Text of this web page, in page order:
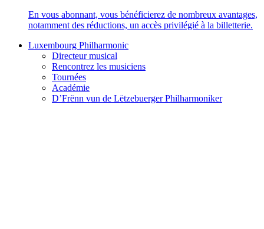
En vous abonnant, vous bénéficierez de nombreux avantages,
notamment des réductions, un accès privilégié à la billetterie.
Luxembourg Philharmonic
Directeur musical
Rencontrez les musiciens
Tournées
Académie
D’Frënn vun de Lëtzebuerger Philharmoniker